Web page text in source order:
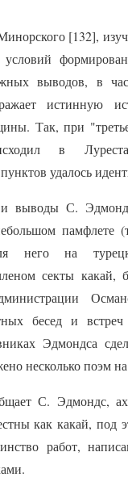
[132],
условий
выводов, в
истинную
Так, при
в
удалось
выводы С.
памфлете
него на
секты
бесед и
Эдмондса
несколько поэм
С. Эдмондс,
как какай, под
работ,